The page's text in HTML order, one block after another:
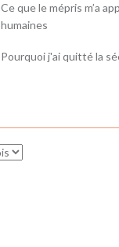
Ce que le mépris m’a
humaines
Pourquoi j'ai quitté la